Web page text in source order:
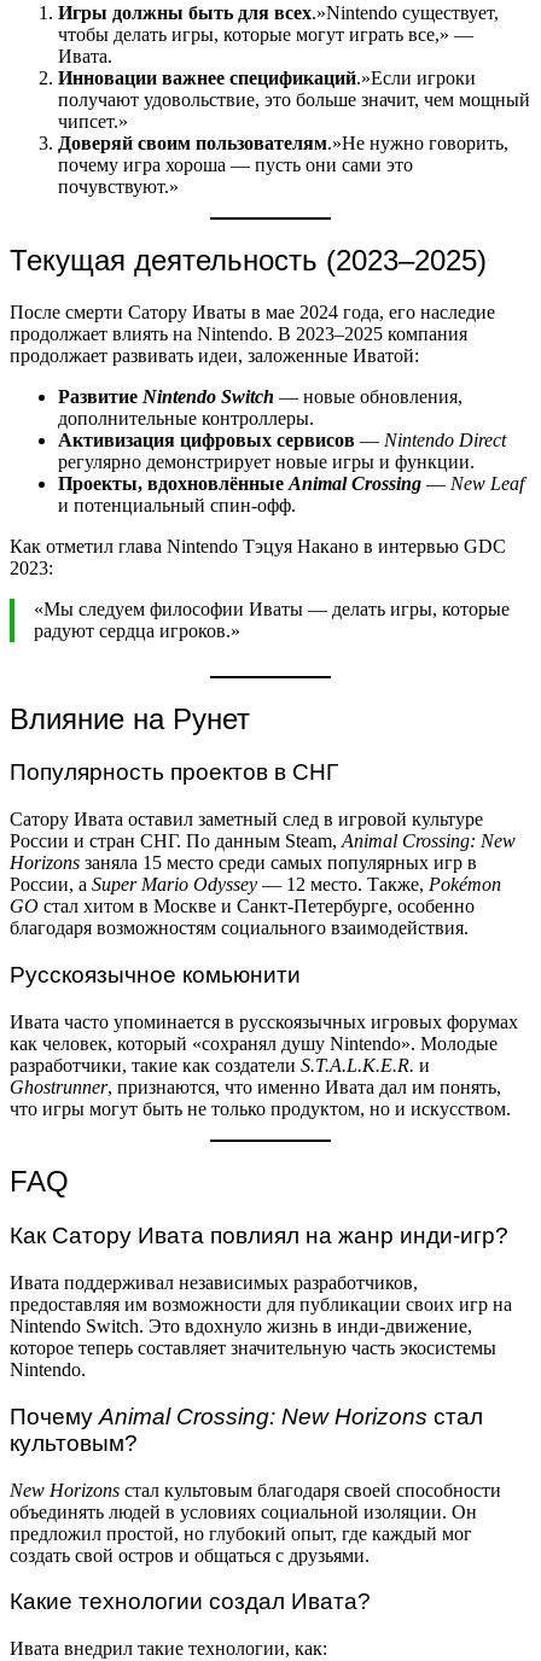
Игры должны быть для всех.»Nintendo существует,
чтобы делать игры, которые могут играть все,» —
Ивата.
Инновации важнее спецификаций.»Если игроки
получают удовольствие, это больше значит, чем мощный
чипсет.»
Доверяй своим пользователям.»Не нужно говорить,
почему игра хороша — пусть они сами это
почувствуют.»
Текущая деятельность (2023–2025)
После смерти Сатору Иваты в мае 2024 года, его наследие
продолжает влиять на Nintendo. В 2023–2025 компания
продолжает развивать идеи, заложенные Иватой:
Развитие Nintendo Switch — новые обновления,
дополнительные контроллеры.
Активизация цифровых сервисов — Nintendo Direct
регулярно демонстрирует новые игры и функции.
Проекты, вдохновлённые Animal Crossing — New Leaf
и потенциальный спин-офф.
Как отметил глава Nintendo Тэцуя Накано в интервью GDC
2023:
«Мы следуем философии Иваты — делать игры, которые
радуют сердца игроков.»
Влияние на Рунет
Популярность проектов в СНГ
Сатору Ивата оставил заметный след в игровой культуре
России и стран СНГ. По данным Steam, Animal Crossing: New
Horizons заняла 15 место среди самых популярных игр в
России, а Super Mario Odyssey — 12 место. Также, Pokémon
GO стал хитом в Москве и Санкт-Петербурге, особенно
благодаря возможностям социального взаимодействия.
Русскоязычное комьюнити
Ивата часто упоминается в русскоязычных игровых форумах
как человек, который «сохранял душу Nintendo». Молодые
разработчики, такие как создатели S.T.A.L.K.E.R. и
Ghostrunner, признаются, что именно Ивата дал им понять,
что игры могут быть не только продуктом, но и искусством.
FAQ
Как Сатору Ивата повлиял на жанр инди-игр?
Ивата поддерживал независимых разработчиков,
предоставляя им возможности для публикации своих игр на
Nintendo Switch. Это вдохнуло жизнь в инди-движение,
которое теперь составляет значительную часть экосистемы
Nintendo.
Почему Animal Crossing: New Horizons стал
культовым?
New Horizons стал культовым благодаря своей способности
объединять людей в условиях социальной изоляции. Он
предложил простой, но глубокий опыт, где каждый мог
создать свой остров и общаться с друзьями.
Какие технологии создал Ивата?
Ивата внедрил такие технологии, как: